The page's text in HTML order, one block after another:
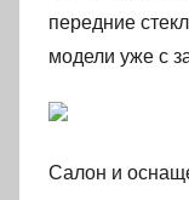
передние
модели уже с
Салон и